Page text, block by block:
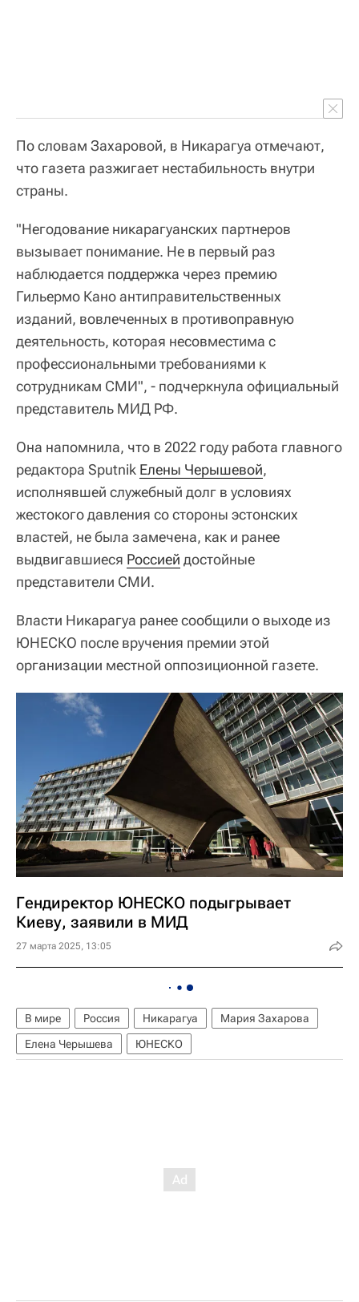
По словам Захаровой, в Никарагуа отмечают,
что газета разжигает нестабильность внутри
страны.
"Негодование никарагуанских партнеров
вызывает понимание. Не в первый раз
наблюдается поддержка через премию
Гильермо Кано антиправительственных
изданий, вовлеченных в противоправную
деятельность, которая несовместима с
профессиональными требованиями к
сотрудникам СМИ", - подчеркнула официальный
представитель МИД РФ.
Она напомнила, что в 2022 году работа главного
редактора Sputnik Елены Черышевой,
исполнявшей служебный долг в условиях
жестокого давления со стороны эстонских
властей, не была замечена, как и ранее
выдвигавшиеся Россией достойные
представители СМИ.
Власти Никарагуа ранее сообщили о выходе из
ЮНЕСКО после вручения премии этой
организации местной оппозиционной газете.
Гендиректор ЮНЕСКО подыгрывает
Киеву, заявили в МИД
27 марта 2025, 13:05
В мире Россия Никарагуа
Мария Захарова
Елена Черышева
ЮНЕСКО